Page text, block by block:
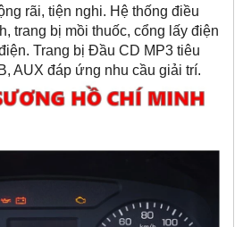
rãi, tiện nghi. Hệ thống điều
trang bị mồi thuốc, cổng lấy điện
Trang bị Đầu CD MP3 tiêu
AUX đáp ứng nhu cầu giải trí.